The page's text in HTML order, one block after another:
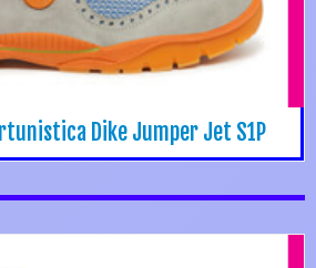
Dike Jumper Jet S1P